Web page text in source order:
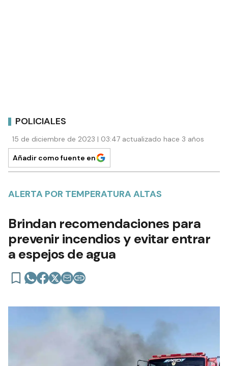
POLICIALES
15 de diciembre de 2023 | 03:47 actualizado hace 3 años
Añadir como fuente en
ALERTA POR TEMPERATURA ALTAS
Brindan recomendaciones para
prevenir incendios y evitar entrar
a espejos de agua